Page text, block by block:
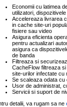
Economii cu latimea
utilizatori,
Accelereaza livrarea
in cache site-uri
fisiere sau video
Asigura eficienta
pentru actualizari
asigura ca
de banda
Filtreaza si
CacheFlow filtreaza
site-urilor infectate cu
Se scaleaza odata cu
Usor de administrat,
Servicii si suport de
detalii, va rugam sa ne